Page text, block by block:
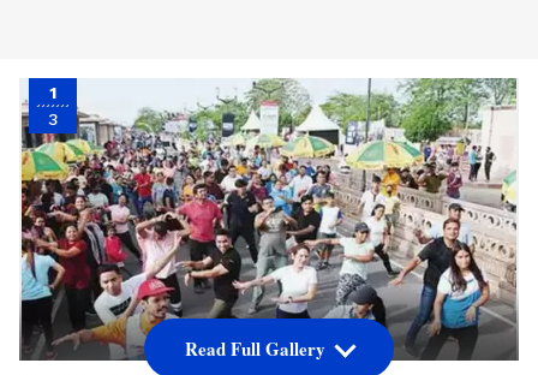
1
3
Read Full Gallery